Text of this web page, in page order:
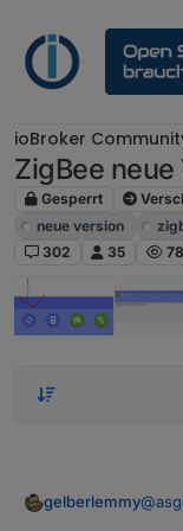
ioBroker
ZigBee neue
Gesperrt
neue version
302
35
gelberlemmy@